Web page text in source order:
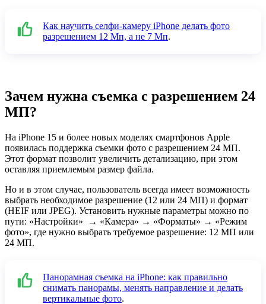
Как научить селфи-камеру iPhone делать фото
разрешением 12 Мп, а не 7 Мп.
Зачем нужна съемка с разрешением 24
МП?
На iPhone 15 и более новых моделях смартфонов Apple
появилась поддержка съемки фото с разрешением 24 МП.
Этот формат позволит увеличить детализацию, при этом
оставляя приемлемым размер файла.
Но и в этом случае, пользователь всегда имеет возможность
выбрать необходимое разрешение (12 или 24 МП) и формат
(HEIF или JPEG). Установить нужные параметры можно по
пути: «Настройки» → «Камера» → «Форматы» → «Режим
фото», где нужно выбрать требуемое разрешение: 12 МП или
24 МП.
Панорамная съемка на iPhone: как правильно
снимать панорамы, менять направление и делать
вертикальные фото.